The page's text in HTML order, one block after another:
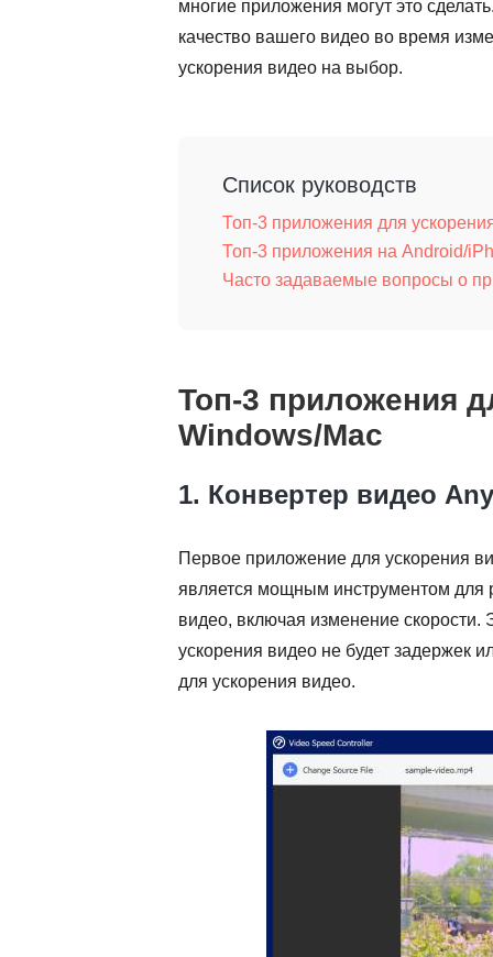
многие приложения могут это
качество вашего видео во время
ускорения видео на выбор.
Список руководств
Топ-3 приложения для
Топ-3 приложения на Android/
Часто задаваемые вопросы о
Топ-3 приложения
Windows/Mac
1. Конвертер видео
Первое приложение для ускорения
является мощным инструментом для
видео, включая изменение
ускорения видео не будет задержек
для ускорения видео.